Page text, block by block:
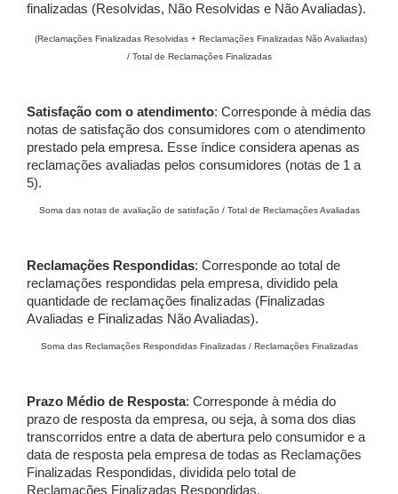
finalizadas (Resolvidas, Não Resolvidas e Não Avaliadas).
(Reclamações Finalizadas Resolvidas + Reclamações Finalizadas Não Avaliadas)
/ Total de Reclamações Finalizadas
Satisfação com o atendimento: Corresponde à média das
notas de satisfação dos consumidores com o atendimento
prestado pela empresa. Esse índice considera apenas as
reclamações avaliadas pelos consumidores (notas de 1 a
5).
Soma das notas de avaliação de satisfação / Total de Reclamações Avaliadas
Reclamações Respondidas: Corresponde ao total de
reclamações respondidas pela empresa, dividido pela
quantidade de reclamações finalizadas (Finalizadas
Avaliadas e Finalizadas Não Avaliadas).
Soma das Reclamações Respondidas Finalizadas / Reclamações Finalizadas
Prazo Médio de Resposta: Corresponde à média do
prazo de resposta da empresa, ou seja, à soma dos dias
transcorridos entre a data de abertura pelo consumidor e a
data de resposta pela empresa de todas as Reclamações
Finalizadas Respondidas, dividida pelo total de
Reclamações Finalizadas Respondidas.